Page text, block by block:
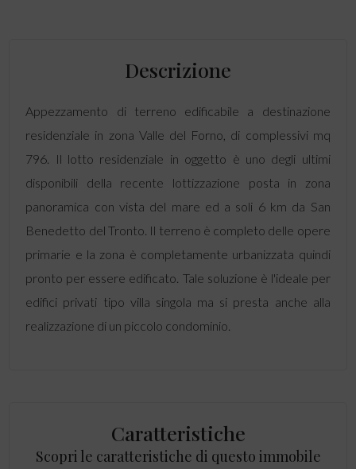
Descrizione
Appezzamento di terreno edificabile a destinazione
residenziale in zona Valle del Forno, di complessivi mq
796. Il lotto residenziale in oggetto è uno degli ultimi
disponibili della recente lottizzazione posta in zona
panoramica con vista del mare ed a soli 6 km da San
Benedetto del Tronto. Il terreno è completo delle opere
primarie e la zona è completamente urbanizzata quindi
pronto per essere edificato. Tale soluzione è l'ideale per
edifici privati tipo villa singola ma si presta anche alla
realizzazione di un piccolo condominio.
Caratteristiche
Scopri le caratteristiche di questo immobile